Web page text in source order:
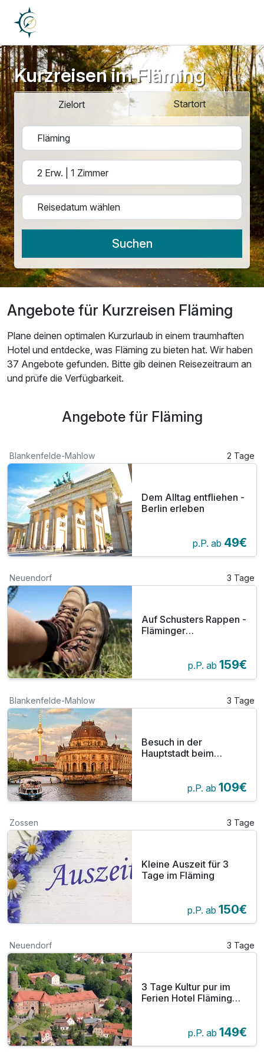
Kurzreisen im Fläming
Zielort Startort
Suchen
Angebote für Kurzreisen Fläming
Plane deinen optimalen Kurzurlaub in einem traumhaften
Hotel und entdecke, was Fläming zu bieten hat. Wir haben
37 Angebote gefunden. Bitte gib deinen Reisezeitraum an
und prüfe die Verfügbarkeit.
Angebote für Fläming
Blankenfelde-Mahlow 2 Tage
Dem Alltag entfliehen -
Berlin erleben
p.P. ab 49€
Neuendorf 3 Tage
Auf Schusters Rappen -
Fläminger
p.P. ab 159€
Blankenfelde-Mahlow 3 Tage
Besuch in der
Hauptstadt beim
p.P. ab 109€
Zossen 3 Tage
Kleine Auszeit für 3
Tage im Fläming
p.P. ab 150€
Neuendorf 3 Tage
3 Tage Kultur pur im
Ferien Hotel Fläming
p.P. ab 149€